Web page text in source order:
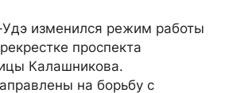
изменился режим работы
проспекта
Калашникова.
на борьбу с